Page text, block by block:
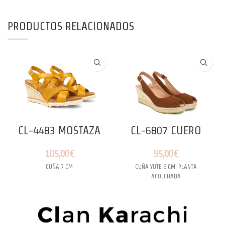
PRODUCTOS RELACIONADOS
CL-4483 MOSTAZA
105,00€
CUÑA 7 CM
CL-6807 CUERO
95,00€
CUÑA YUTE 6 CM. PLANTA
ACOLCHADA